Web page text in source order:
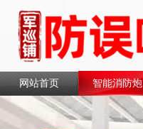
网站首页 智能消防炮
联系我们